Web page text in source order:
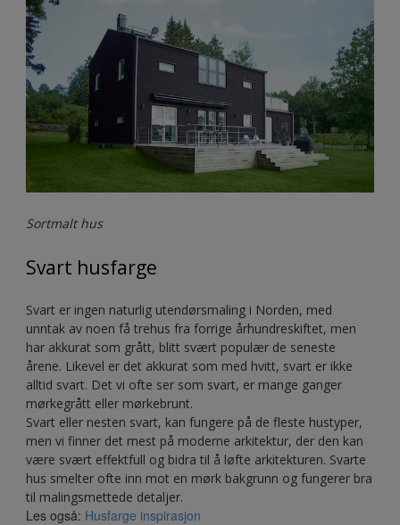
Sortmalt hus
Svart husfarge
Svart er ingen naturlig utendørsmaling i Norden, med
unntak av noen få trehus fra forrige århundreskiftet, men
har akkurat som grått, blitt svært populær de seneste
årene. Likevel er det akkurat som med hvitt, svart er ikke
alltid svart. Det vi ofte ser som svart, er mange ganger
mørkegrått eller mørkebrunt.
Svart eller nesten svart, kan fungere på de fleste hustyper,
men vi finner det mest på moderne arkitektur, der den kan
være svært effektfull og bidra til å løfte arkitekturen. Svarte
hus smelter ofte inn mot en mørk bakgrunn og fungerer bra
til malingsmettede detaljer.
Les også: Husfarge inspirasjon